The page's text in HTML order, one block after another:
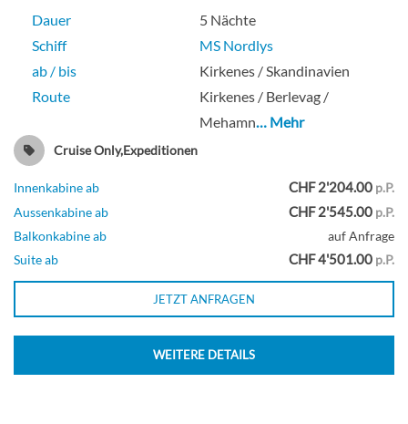
Dauer
5 Nächte
Schiff
MS Nordlys
ab / bis
Kirkenes / Skandinavien
Route
Kirkenes / Berlevag /
Mehamn… Mehr
Cruise Only,Expeditionen
Innenkabine ab CHF 2'204.00 p.P.
Aussenkabine ab
CHF 2'545.00 p.P.
Balkonkabine ab
auf Anfrage
Suite ab
CHF 4'501.00 p.P.
JETZT ANFRAGEN
WEITERE DETAILS